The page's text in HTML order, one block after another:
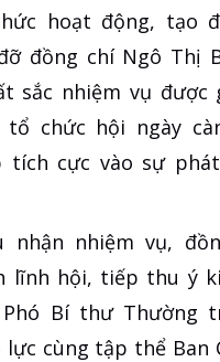
hoạt động, tạo
đồng chí Ngô Thị
sắc nhiệm vụ được
tổ chức hội ngày
tích cực vào sự
nhận nhiệm vụ,
lĩnh hội, tiếp thu ý
Bí thư Thường
lực cùng tập thể Ban